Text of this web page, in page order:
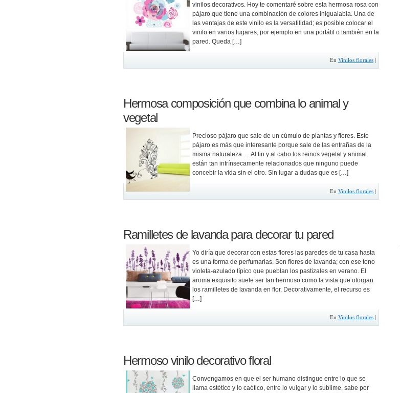
vinilos decorativos. Hoy te comentaré sobre esta hermosa rosa con
pájaro que tiene una combinación de colores inigualabla. Una de
las ventajas de este vinilo es la versatilidad; es posible colocar el
vinilo en varios lugares, por ejemplo en una portátil o también en la
pared. Queda […]
En Vinilos florales
Hermosa composición que combina lo animal y
vegetal
Precioso pájaro que sale de un cúmulo de plantas y flores. Este
pájaro es más que interesante porque sale de las entrañas de la
misma naturaleza…. Al fin y al cabo los reinos vegetal y animal
están tan intrínsecamente relacionados que ninguno puede
concebir la vida sin el otro. Sin lugar a dudas que es […]
En Vinilos florales
Ramilletes de lavanda para decorar tu pared
Yo diría que decorar con estas flores las paredes de tu casa hasta
es una forma de perfumarlas. Son flores de lavanda; con ese tono
violeta-azulado típico que pueblan los pastizales en verano. El
aroma exquisito suele ser tan hermoso como la vista que otorgan
los ramilletes de lavanda en flor. Decorativamente, el recurso es
[…]
En Vinilos florales
Hermoso vinilo decorativo floral
Convengamos en que el ser humano distingue entre lo que se
llama estético y lo caótico, entre lo vulgar y lo sublime, sabe por